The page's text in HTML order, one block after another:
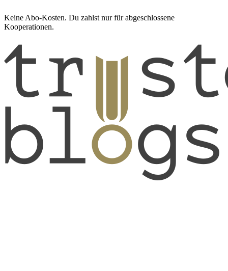
Keine Abo-Kosten. Du zahlst nur für abgeschlossene
Kooperationen.